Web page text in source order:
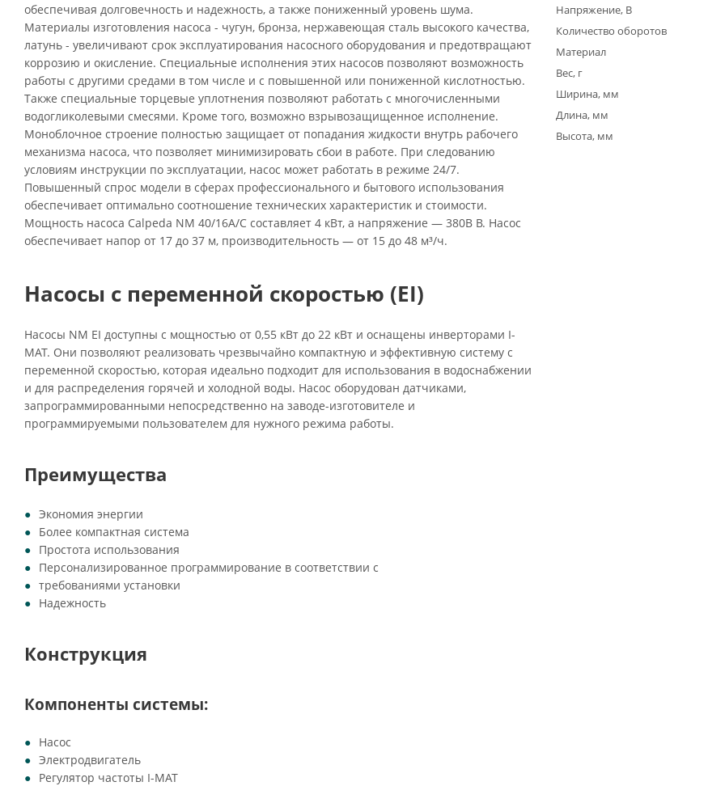
обеспечивая долговечность и надежность, а также пониженный уровень шума.
Материалы изготовления насоса - чугун, бронза, нержавеющая сталь высокого качества,
латунь - увеличивают срок эксплуатирования насосного оборудования и предотвращают
коррозию и окисление. Специальные исполнения этих насосов позволяют возможность
работы с другими средами в том числе и с повышенной или пониженной кислотностью.
Также специальные торцевые уплотнения позволяют работать с многочисленными
водогликолевыми смесями. Кроме того, возможно взрывозащищенное исполнение.
Моноблочное строение полностью защищает от попадания жидкости внутрь рабочего
механизма насоса, что позволяет минимизировать сбои в работе. При следованию
условиям инструкции по эксплуатации, насос может работать в режиме 24/7.
Повышенный спрос модели в сферах профессионального и бытового использования
обеспечивает оптимально соотношение технических характеристик и стоимости.
Мощность насоса Calpeda NM 40/16A/C составляет 4 кВт, а напряжение — 380В В. Насос
обеспечивает напор от 17 до 37 м, производительность — от 15 до 48 м³/ч.
Насосы с переменной скоростью (EI)
Насосы NM EI доступны с мощностью от 0,55 кВт до 22 кВт и оснащены инверторами I-
MAT. Они позволяют реализовать чрезвычайно компактную и эффективную систему с
переменной скоростью, которая идеально подходит для использования в водоснабжении
и для распределения горячей и холодной воды. Насос оборудован датчиками,
запрограммированными непосредственно на заводе-изготовителе и
программируемыми пользователем для нужного режима работы.
Преимущества
Экономия энергии
Более компактная система
Простота использования
Персонализированное программирование в соответствии с
требованиями установки
Надежность
Конструкция
Компоненты системы:
Насос
Электродвигатель
Регулятор частоты I-MAT
Напряжение, В
Количество оборотов
Материал
Вес, г
Ширина, мм
Длина, мм
Высота, мм